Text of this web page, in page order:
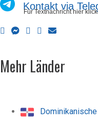
Kontakt via
Für Textnachricht hier
Mehr Länder